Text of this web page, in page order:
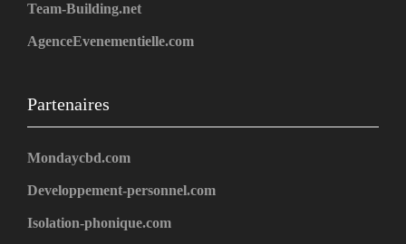
Team-Building.net
AgenceEvenementielle.com
Partenaires
Mondaycbd.com
Developpement-personnel.com
Isolation-phonique.com